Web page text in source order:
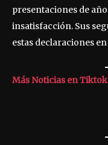
presentaciones de
insatisfacción. Sus
estas declaraciones
Más Noticias en